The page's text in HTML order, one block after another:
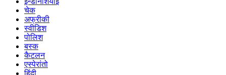
चेक
अफ्रीकी
स्वीडिश
पोलिश
बस्क
कैटलन
एस्पेरांतो